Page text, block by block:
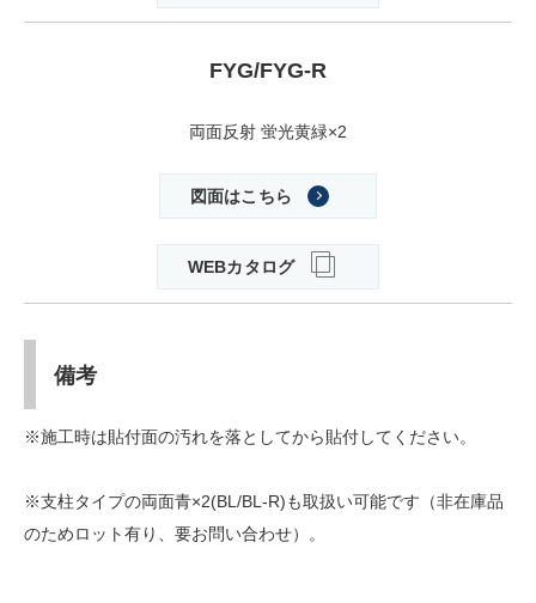
FYG/FYG-R
両面反射 蛍光黄緑×2
図面はこちら
WEBカタログ
備考
※施工時は貼付面の汚れを落としてから貼付してください。
※支柱タイプの両面青×2(BL/BL-R)も取扱い可能です（非在庫品
のためロット有り、要お問い合わせ）。